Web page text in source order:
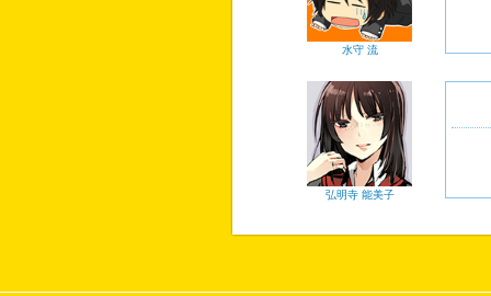
水守 流
弘明寺 能美子